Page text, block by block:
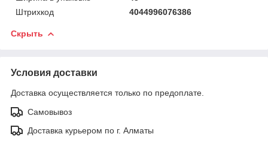
Штрихкод
4044996076386
Скрыть
Условия доставки
Доставка осуществляется только по предоплате.
Самовывоз
Доставка курьером по г. Алматы